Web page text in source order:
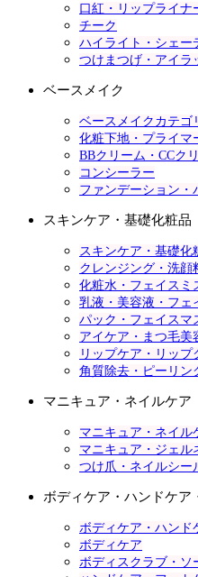
口紅・リップライナ
チーク
ハイライト・シェー
つけまつげ・アイラ
ベースメイク
ベースメイクカテゴ
化粧下地・プライマ
BBクリーム・CCク
コンシーラー
ファンデーション・
スキンケア・基礎化粧品
スキンケア・基礎化
クレンジング・洗顔
化粧水・フェイスミ
乳液・美容液・フェ
パック・フェイスマ
アイケア・まつ毛美
リップケア・リップ
角質除去・ピーリン
マニキュア・ネイルケア
マニキュア・ネイル
マニキュア・ジェル
つけ爪・ネイルシー
ボディケア・ハンドケア
ボディケア・ハンド
ボディケア
ボディスクラブ・ソ